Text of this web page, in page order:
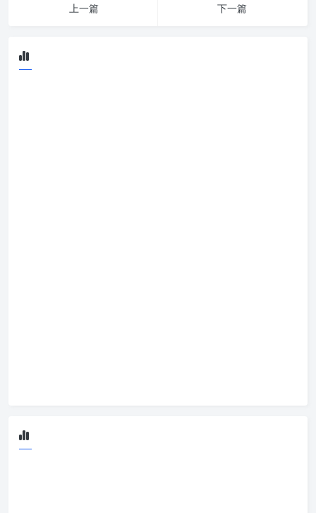
上一篇
下一篇